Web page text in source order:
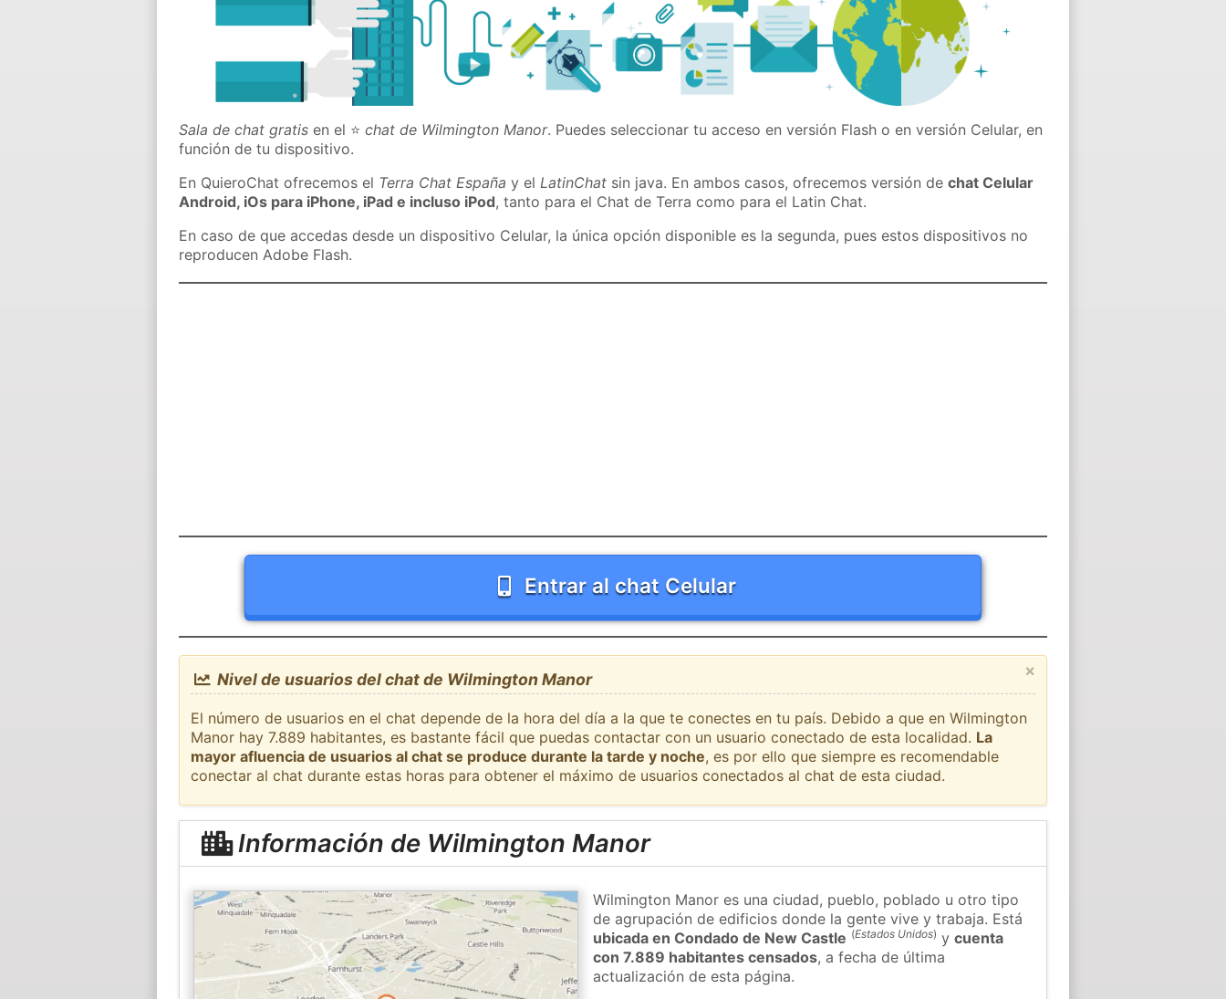
Sala de chat gratis en el ⭐chat de Wilmington Manor. Puedes seleccionar tu acceso en versión Flash o en versión Celular, en
función de tu dispositivo.
En QuieroChat ofrecemos el Terra Chat España y elLatinChat sin java. En ambos casos, ofrecemos versión dechat Celular
Android, iOs para iPhone, iPad e incluso iPod, tanto para el Chat de Terra como para el Latin Chat.
En caso de que accedas desde un dispositivo Celular, la única opción disponible es la segunda, pues estos dispositivos no
reproducen Adobe Flash.
Entrar al chat Celular
×
Nivel de usuarios del chat de Wilmington Manor
El número de usuarios en el chat depende de la hora del día a la que te conectes en tu país. Debido a que en Wilmington
Manor hay 7.889 habitantes, es bastante fácil que puedas contactar con un usuario conectado de esta localidad. La
mayor afluencia de usuarios al chat se produce durante la tarde y noche, es por ello que siempre es recomendable
conectar al chat durante estas horas para obtener el máximo de usuarios conectados al chat de esta ciudad.
Información de Wilmington Manor
Wilmington Manor es una ciudad, pueblo, poblado u otro tipo
de agrupación de edificios donde la gente vive y trabaja. Está
ubicada en Condado de New Castle (Estados Unidos) ycuenta
con 7.889 habitantes censados, a fecha de última
actualización de esta página.